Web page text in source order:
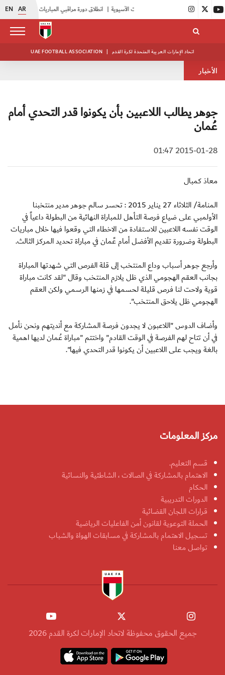
EN AR 15 فريقاً في بطولة النخبة لحرس الرئاسة | انطلاق دورة مراقبي المباريات المستجدين |
UAE FOOTBALL ASSOCIATION | اتحاد الإمارات العربية المتحدة لكرة القدم
الأخبار
جوهر يطالب اللاعبين بأن يكونوا قدر التحدي أمام
عُمان
2015-01-28 01:47
معاذ كمبال
المنامة/ الثلاثاء 27 يناير 2015 : تحسر سالم جوهر مدير منتخبنا
الأولمبي على ضياع فرصة التأهل للمباراة النهائية من البطولة داعياً في
الوقت نفسه اللاعبين للاستفادة من الاخطاء التي وقعوا فيها خلال مباريات
البطولة وضرورة تقديم الأفضل أمام عًمان في مباراة تحديد المركز الثالث.
وأرجع جوهر أسباب وداع المنتخب إلى قلة الفرص التي شهدتها المباراة
بجانب العقم الهجومي الذي ظل يلازم المنتخب وقال "لقد كانت مباراة
قوية ولاحت لنا فرص قليلة لحسمها في زمنها الرسمي ولكن العقم
الهجومي ظل يلاحق المنتخب".
وأضاف الدوس "اللاعبون لا يجدون فرصة المشاركة مع أنديتهم ونحن نأمل
في أن تتاح لهم الفرصة في الوقت القادم" واختتم "مباراة عُمان لديها اهمية
بالغة ويجب على اللاعبين أن يكونوا قدر التحدي فيها".
مركز المعلومات
قسم التعليم.
الاهتمام بالمشاركة في الصالات ، الشاطئية والنسائية
الحكام
الدورات التدريبية
قرارات اللجان القضائية
الحملة التوعوية لقانون أمن الفاعليات الرياضية
تسجيل الاهتمام بالمشاركة في مسابقات الهواة والشباب
تواصل معنا
جميع الحقوق محفوظة لاتحاد الإمارات لكرة القدم 2026